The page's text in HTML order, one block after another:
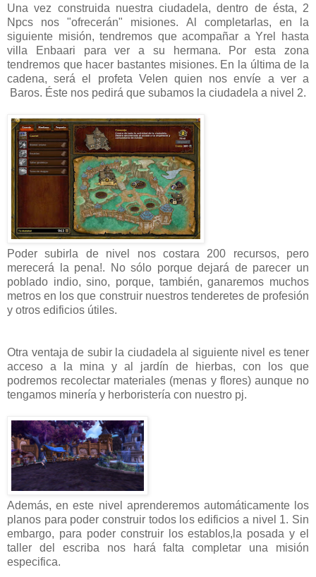
Una vez construida nuestra ciudadela, dentro de ésta, 2
Npcs nos "ofrecerán" misiones. Al completarlas, en la
siguiente misión, tendremos que acompañar a Yrel hasta
villa Enbaari para ver a su hermana. Por esta zona
tendremos que hacer bastantes misiones. En la última de la
cadena, será el profeta Velen quien nos envíe a ver a
Baros. Éste nos pedirá que subamos la ciudadela a nivel 2.
Poder subirla de nivel nos costara 200 recursos, pero
merecerá la pena!. No sólo porque dejará de parecer un
poblado indio, sino, porque, también, ganaremos muchos
metros en los que construir nuestros tenderetes de profesión
y otros edificios útiles.
Otra ventaja de subir la ciudadela al siguiente nivel es tener
acceso a la mina y al jardín de hierbas, con los que
podremos recolectar materiales (menas y flores) aunque no
tengamos minería y herboristería con nuestro pj.
Además, en este nivel aprenderemos automáticamente los
planos para poder construir todos los edificios a nivel 1. Sin
embargo, para poder construir los establos,la posada y el
taller del escriba nos hará falta completar una misión
especifica.